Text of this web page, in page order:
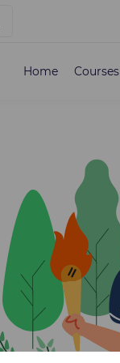
Home Courses